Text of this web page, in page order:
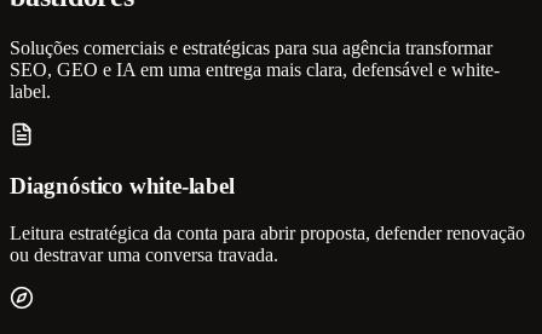
Soluções comerciais e estratégicas para sua agência transformar
SEO, GEO e IA em uma entrega mais clara, defensável e white-
label.
Diagnóstico white-label
Leitura estratégica da conta para abrir proposta, defender renovação
ou destravar uma conversa travada.